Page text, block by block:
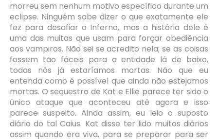
morreu sem nenhum motivo específico durante um
eclipse. Ninguém sabe dizer o que exatamente ele
fez para desafiar o Inferno, mas a história dele é
uma das muitas que usam para forçar obediência
aos vampiros. Não sei se acredito nela; se as coisas
fossem tão fáceis para a entidade lá de baixo,
todas nós já estaríamos mortas. Não que eu
entenda como é possível que ainda não estejamos
mortas. O sequestro de Kat e Ellie parece ter sido o
único ataque que aconteceu até agora e isso
parece suspeito. Ainda assim, eu leio o suposto
diário do tal Caius. Kat disse ter lido muitos diários
assim quando era viva, para se preparar para ser